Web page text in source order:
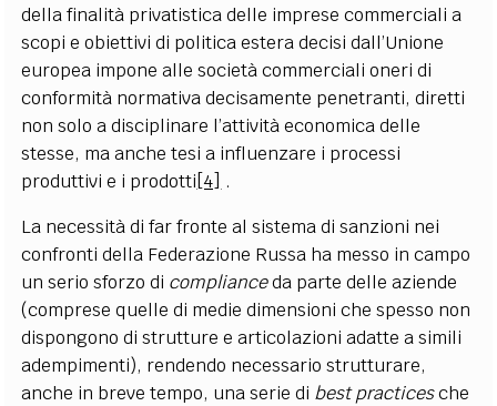
della finalità privatistica delle imprese commerciali a
scopi e obiettivi di politica estera decisi dall’Unione
europea impone alle società commerciali oneri di
conformità normativa decisamente penetranti, diretti
non solo a disciplinare l’attività economica delle
stesse, ma anche tesi a influenzare i processi
produttivi e i prodotti[4] .
La necessità di far fronte al sistema di sanzioni nei
confronti della Federazione Russa ha messo in campo
un serio sforzo di complianceda parte delle aziende
(comprese quelle di medie dimensioni che spesso non
dispongono di strutture e articolazioni adatte a simili
adempimenti), rendendo necessario strutturare,
anche in breve tempo, una serie di best practicesche